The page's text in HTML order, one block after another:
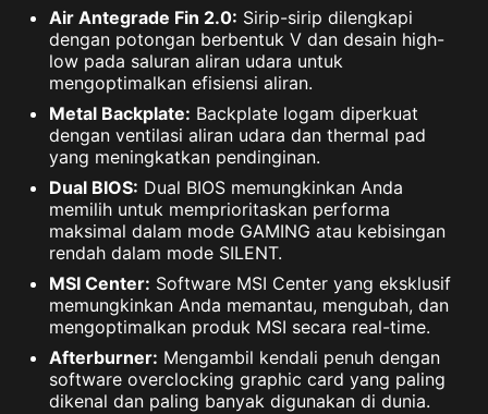
Air Antegrade Fin 2.0: Sirip-sirip dilengkapi
dengan potongan berbentuk V dan desain high-
low pada saluran aliran udara untuk
mengoptimalkan efisiensi aliran.
Metal Backplate: Backplate logam diperkuat
dengan ventilasi aliran udara dan thermal pad
yang meningkatkan pendinginan.
Dual BIOS: Dual BIOS memungkinkan Anda
memilih untuk memprioritaskan performa
maksimal dalam mode GAMING atau kebisingan
rendah dalam mode SILENT.
MSI Center: Software MSI Center yang eksklusif
memungkinkan Anda memantau, mengubah, dan
mengoptimalkan produk MSI secara real-time.
Afterburner: Mengambil kendali penuh dengan
software overclocking graphic card yang paling
dikenal dan paling banyak digunakan di dunia.